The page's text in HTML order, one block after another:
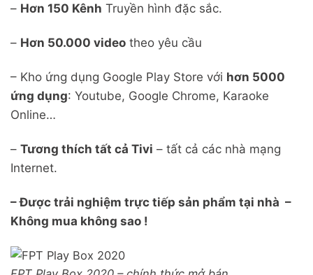
– Hơn 150 Kênh Truyền hình đặc sắc.
– Hơn 50.000 video theo yêu cầu
– Kho ứng dụng Google Play Store với hơn 5000
ứng dụng: Youtube, Google Chrome, Karaoke
Online…
– Tương thích tất cả Tivi – tất cả các nhà mạng
Internet.
– Được trải nghiệm trực tiếp sản phẩm tại nhà –
Không mua không sao !